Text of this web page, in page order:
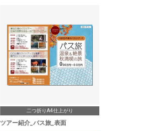
二つ折りA4仕上がり
ツアー紹介_バス旅_表面